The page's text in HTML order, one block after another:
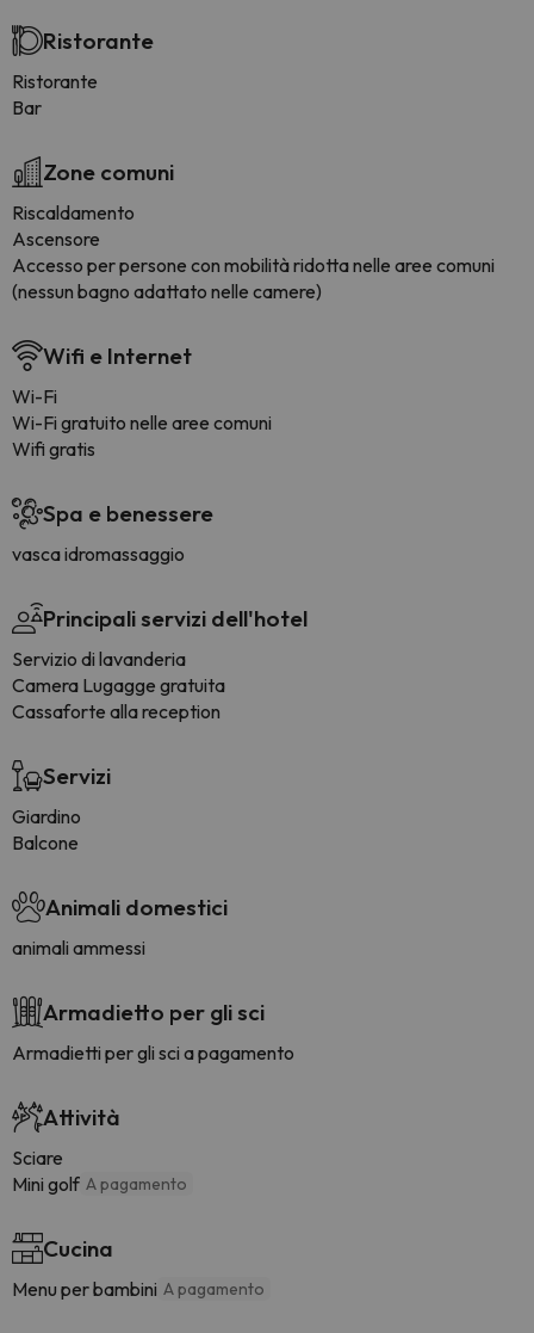
Ristorante
Ristorante
Bar
Zone comuni
Riscaldamento
Ascensore
Accesso per persone con mobilità ridotta nelle aree comuni
(nessun bagno adattato nelle camere)
Wifi e Internet
Wi-Fi
Wi-Fi gratuito nelle aree comuni
Wifi gratis
Spa e benessere
vasca idromassaggio
Principali servizi dell'hotel
Servizio di lavanderia
Camera Lugagge gratuita
Cassaforte alla reception
Servizi
Giardino
Balcone
Animali domestici
animali ammessi
Armadietto per gli sci
Armadietti per gli sci a pagamento
Attività
Sciare
Mini golf A pagamento
Cucina
Menu per bambini A pagamento